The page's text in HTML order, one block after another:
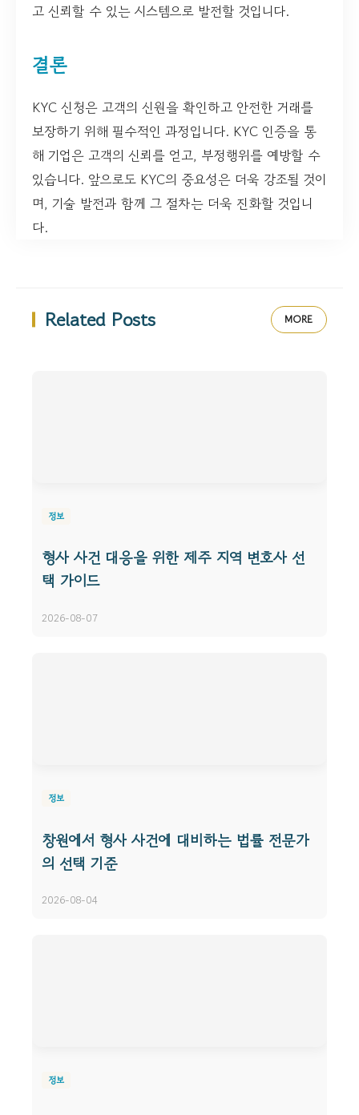
고 신뢰할 수 있는 시스템으로 발전할 것입니다.
결론
KYC 신청은 고객의 신원을 확인하고 안전한 거래를
보장하기 위해 필수적인 과정입니다. KYC 인증을 통
해 기업은 고객의 신뢰를 얻고, 부정행위를 예방할 수
있습니다. 앞으로도 KYC의 중요성은 더욱 강조될 것이
며, 기술 발전과 함께 그 절차는 더욱 진화할 것입니
다.
Related Posts MORE
정보
형사 사건 대응을 위한 제주 지역 변호사 선
택 가이드
2026-08-07
정보
창원에서 형사 사건에 대비하는 법률 전문가
의 선택 기준
2026-08-04
정보